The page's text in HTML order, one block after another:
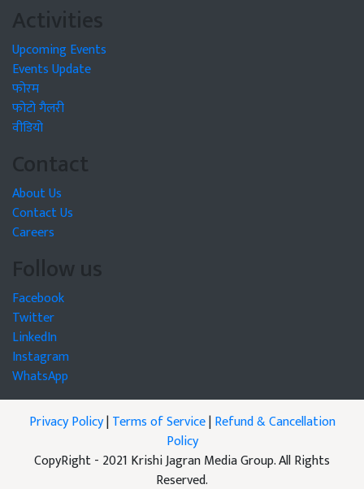
Activities
Upcoming Events
Events Update
फोरम
फोटो गैलरी
वीडियो
Contact
About Us
Contact Us
Careers
Follow us
Facebook
Twitter
LinkedIn
Instagram
WhatsApp
Privacy Policy|Terms of Service|Refund & Cancellation
Policy
CopyRight - 2021 Krishi Jagran Media Group. All Rights
Reserved.